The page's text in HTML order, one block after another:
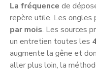
La fréquence de
repère utile. Les ongles
par mois. Les sources
un entretien toutes les
augmente la gêne et
aller plus loin, la